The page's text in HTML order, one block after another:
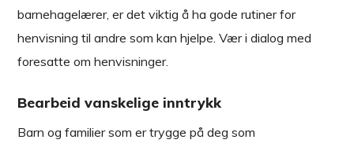
barnehagelærer, er det viktig å ha gode rutiner for
henvisning til andre som kan hjelpe. Vær i dialog med
foresatte om henvisninger.
Bearbeid vanskelige inntrykk
Barn og familier som er trygge på deg som